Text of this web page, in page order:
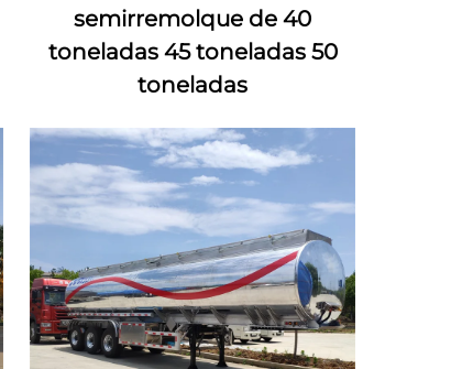
semirremolque de 40
toneladas 45 toneladas 50
toneladas